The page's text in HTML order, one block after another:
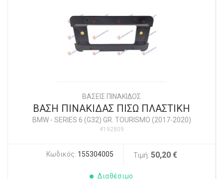
ΒΑΣΕΙΣ ΠΙΝΑΚΙΔΟΣ
ΒΑΣΗ ΠΙΝΑΚΙΔΑΣ ΠΙΣΩ ΠΛΑΣΤΙΚΗ
BMW- SERIES 6 (G32) GR. TOURISMO (2017-2020)
#192809
Κωδικός: 155304005 Τιμή: 50,20 €
Διαθέσιμο